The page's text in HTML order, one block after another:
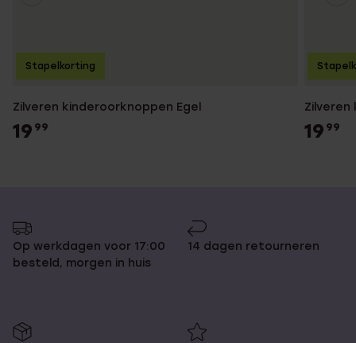
Zilveren kinderoorknoppen Egel
19 99
Stapelkorting
19 99
Op werkdagen voor 17:00
besteld, morgen in huis
14 dagen retourneren